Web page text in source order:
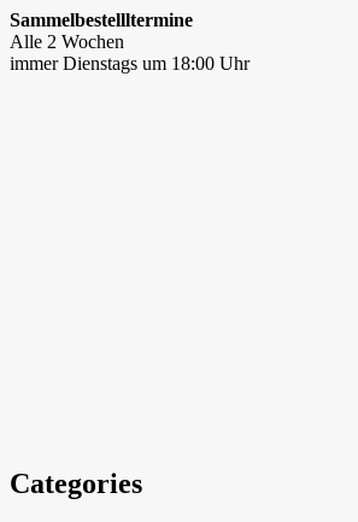
Sammelbestellltermine
Alle 2 Wochen
immer Dienstags um 18:00 Uhr
Categories